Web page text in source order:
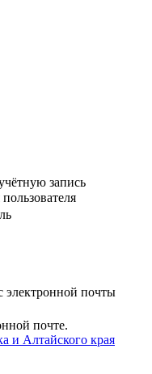
запись
электронной почты
почте.
и Алтайского края